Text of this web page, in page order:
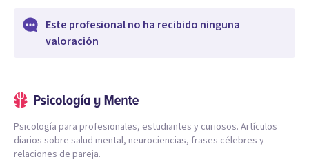
Este profesional no ha recibido ninguna
valoración
Psicología para profesionales, estudiantes y curiosos. Artículos
diarios sobre salud mental, neurociencias, frases célebres y
relaciones de pareja.